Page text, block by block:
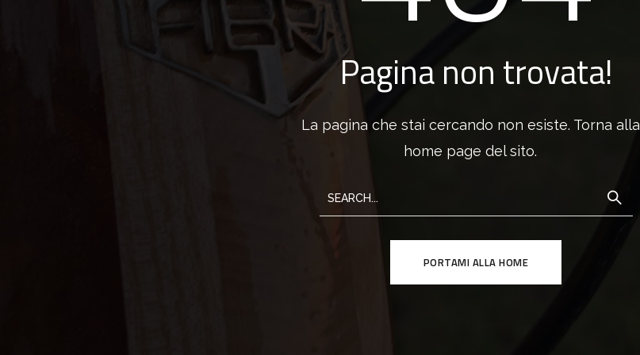
Pagina non trovata!
La pagina che stai cercando non esiste. Torna alla
home page del sito.
PORTAMI ALLA HOME